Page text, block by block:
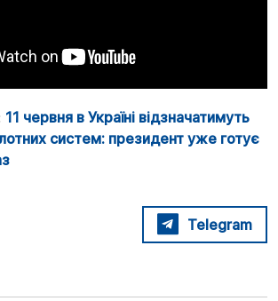
11 червня в Україні відзначатимуть
систем: президент уже готує
Telegram